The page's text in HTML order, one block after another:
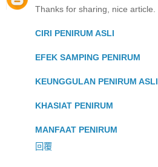
Thanks for sharing, nice article.
CIRI PENIRUM ASLI
EFEK SAMPING PENIRUM
KEUNGGULAN PENIRUM ASLI
KHASIAT PENIRUM
MANFAAT PENIRUM
回覆